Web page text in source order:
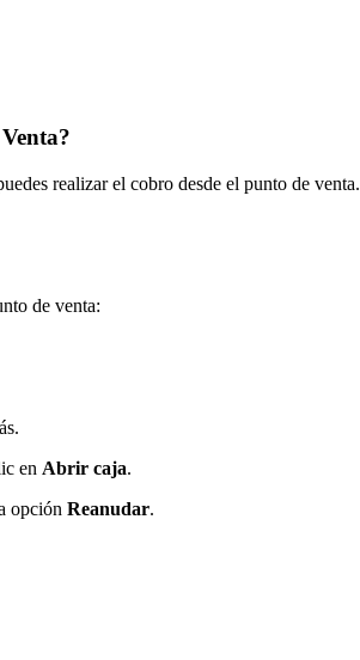
realizar el cobro desde el punto de venta.
de venta:
en Abrir caja.
opción Reanudar.